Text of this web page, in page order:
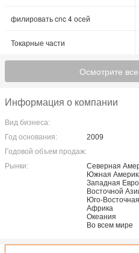
филировать cnc 4 осей
Токарные части
Осмотрите
Информация о компании
Вид бизнеса:
Год основания:
2009
Годовой объем продаж:
Рынки:
Северная
Южная
Западная
Восточной
Юго-
Африка
Океания
Во всем мире